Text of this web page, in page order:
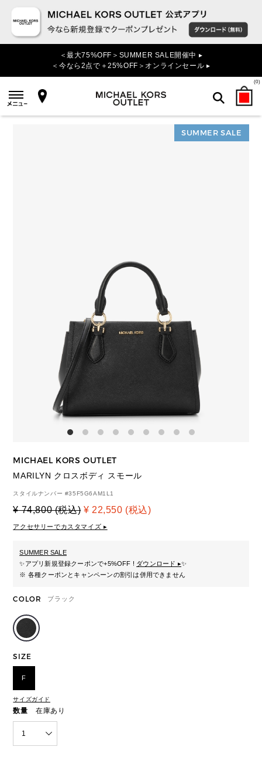
＜最大75%OFF＞SUMMER SALE開催中 ▸
＜今なら2点で＋25%OFF＞オンラインセール ▸
(0)
検索
SUMMER SALE
MICHAEL KORS OUTLET
MARILYN クロスボディ スモール
スタイルナンバー #35F5G6AM1L1
¥ 74,800 (税込) ¥ 22,550 (税込)
アクセサリーでカスタマイズ ▸
SUMMER SALE
✨アプリ新規登録クーポンで+5%OFF ! ダウンロード ▸✨
※ 各種クーポンとキャンペーンの割引は併用できません
COLOR ブラック
SIZE
F
サイズガイド
数量 在庫あり
1